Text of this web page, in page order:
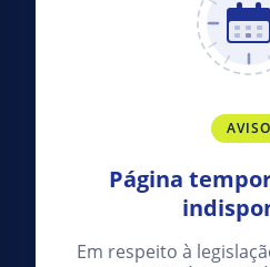
AVISO
Página
Em respeito à